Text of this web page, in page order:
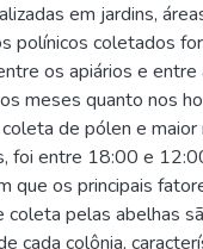
em jardins,
polínicos coletados
os apiários e entre
meses quanto nos
de pólen e
foi entre 18:00 e
que os principais
pelas abelhas
cada colônia,